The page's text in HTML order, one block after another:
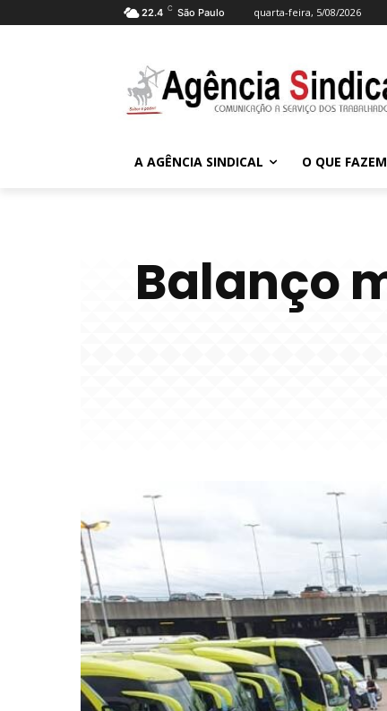
22.4 C São Paulo quarta-feira, 5/08/2026
A AGÊNCIA SINDICAL O QUE
Balanço